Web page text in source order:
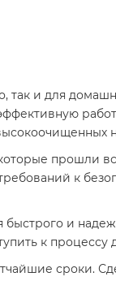
и для
прошли
к
и
к
сроки.